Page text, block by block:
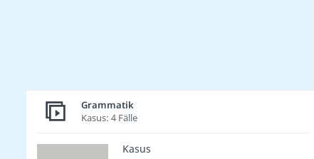
Grammatik
Kasus: 4 Fälle
Kasus